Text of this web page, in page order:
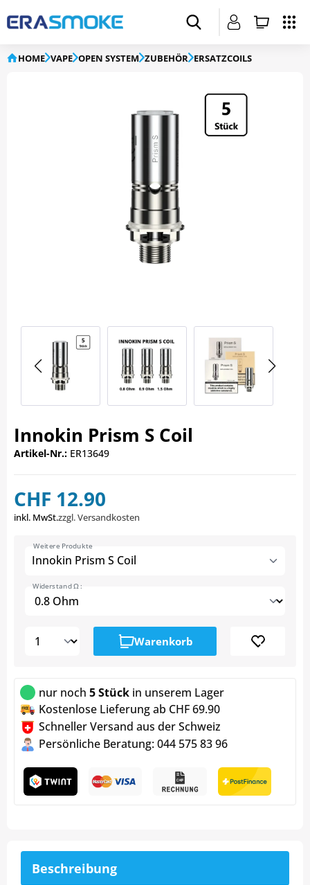
HOME VAPE OPEN SYSTEM ZUBEHÖR ERSATZCOILS
Innokin Prism S Coil
Artikel-Nr.: ER13649
CHF 12.90
inkl. MwSt.zzgl. Versandkosten
Innokin Prism S Coil
Weitere Produkte
Widerstand Ω :
Warenkorb
nur noch 5 Stück in unserem Lager
Kostenlose Lieferung ab CHF 69.90
Schneller Versand aus der Schweiz
Persönliche Beratung: 044 575 83 96
Beschreibung